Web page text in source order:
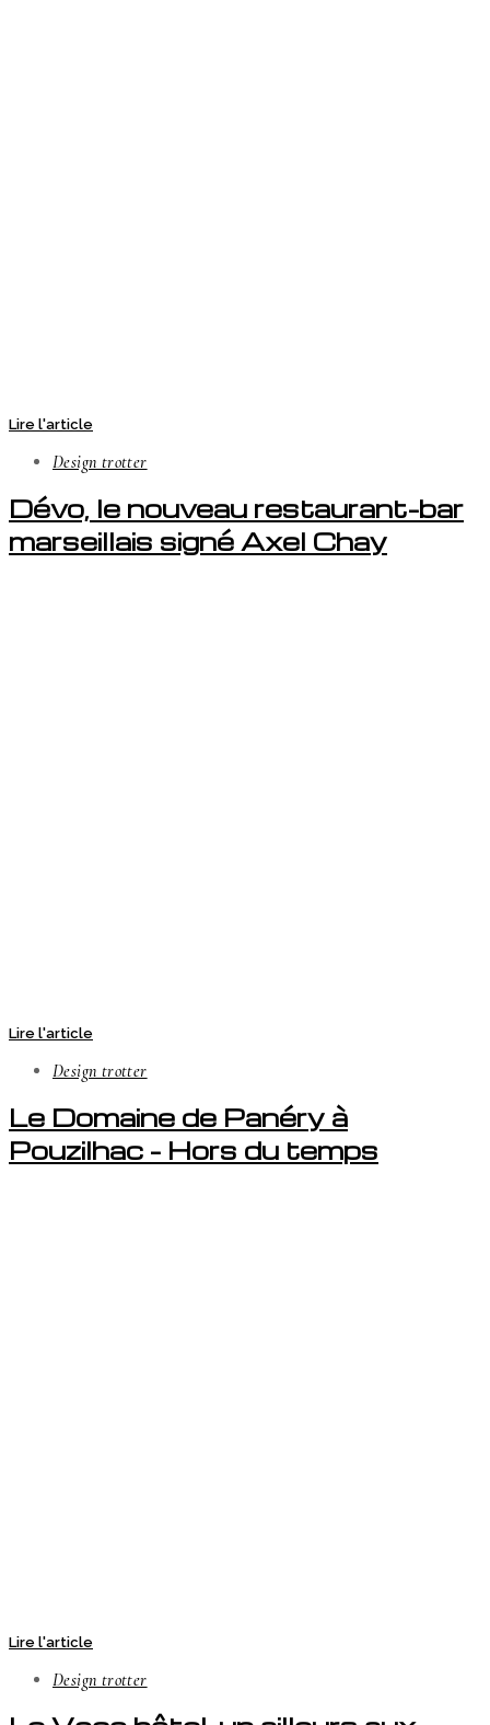
Lire l'article
Design trotter
Dévo, le nouveau restaurant-bar
marseillais signé Axel Chay
Lire l'article
Design trotter
Le Domaine de Panéry à
Pouzilhac – Hors du temps
Lire l'article
Design trotter